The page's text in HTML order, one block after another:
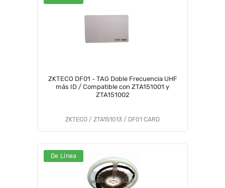
ZKTECO DF01 - TAG Doble Frecuencia UHF
más ID / Compatible con ZTA151001 y
ZTA151002
ZKTECO / ZTA151013 / DF01 CARD
De Línea